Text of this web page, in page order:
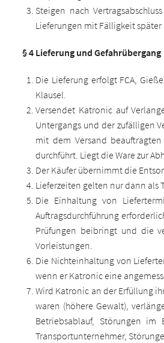
Steigen nach
Lieferungen mit Fälligkeit später
§ 4 Lieferung und Gefahrübergang
Die Lieferung erfolgt FCA,
Klausel.
Versendet Katronic auf
Untergangs und der zufälligen
mit dem Versand
durchführt. Liegt die Ware zur
Der Käufer übernimmt die
Lieferzeiten gelten nur dann als
Die Einhaltung von
Auftragsdurchführung
Prüfungen beibringt und die
Vorleistungen.
Die Nichteinhaltung von
wenn er Katronic eine
Wird Katronic an der Erfüllung
waren (höhere Gewalt),
Betriebsablauf, Störungen im
Transportunternehmer,